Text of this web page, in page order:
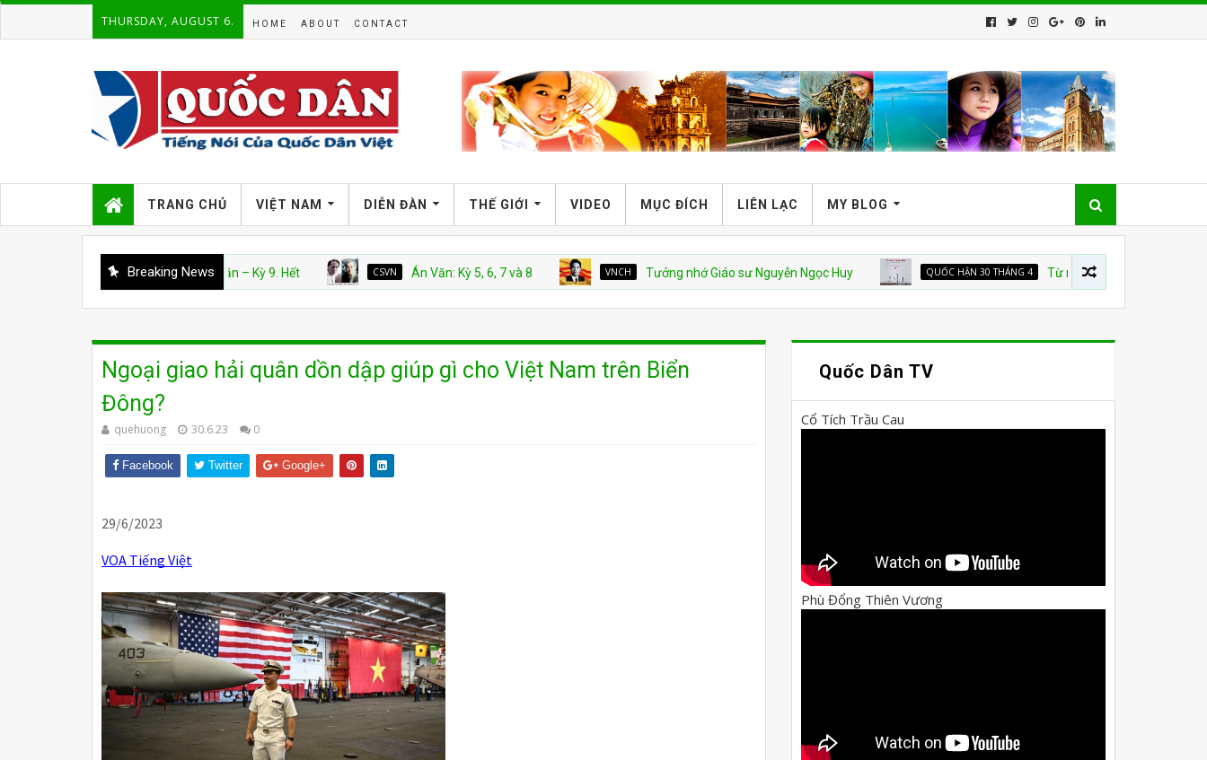
THURSDAY, AUGUST 6. HOME ABOUT CONTACT
TRANG CHỦ VIỆT NAM DIỄN ĐÀN THẾ GIỚI VIDEO MỤC ĐÍCH LIÊN LẠC MY BLOG
Breaking News
CSVN Án văn – Kỳ 9. Hết CSVN Án Văn: Kỳ 5, 6, 7 và 8 VNCH Tưởng nhớ Giáo sư Nguyễn Ngọc Huy QUỐC HẬN 30 THÁNG 4 Từ nhà tù đến “TỔ QUỐC TRĂM NĂM”
Ngoại giao hải quân dồn dập giúp gì cho Việt Nam trên Biển
Đông?
quehuong 30.6.23 0
Facebook Twitter Google+
29/6/2023
VOA Tiếng Việt
Quốc Dân TV
Cổ Tích Trầu Cau
Phù Đổng Thiên Vương